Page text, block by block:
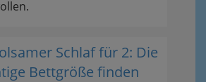
Schlaf für 2: Die
Bettgröße finden